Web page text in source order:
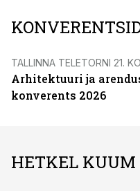
TALLINNA TELETORNI 21.
Arhitektuuri ja
konverents 2026
HETKEL KUUM